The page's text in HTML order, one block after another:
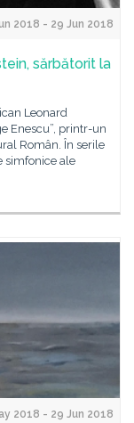
2018 - 29 Jun 2018
sărbătorit la
Leonard
Enescu”, printr-un
Român. În serile
simfonice ale
2018 - 29 Jun 2018